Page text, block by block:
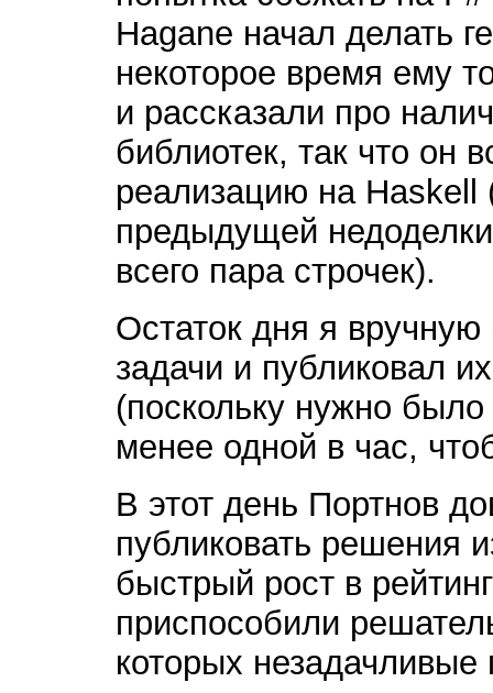
Hagane начал делать
некоторое время ему
и рассказали про
библиотек, так что он
реализацию на Haskell
предыдущей
всего пара строчек).
Остаток дня я
задачи и публиковал
(поскольку нужно было
менее одной в час,
В этот день Портнов
публиковать решения
быстрый рост в
приспособили
которых